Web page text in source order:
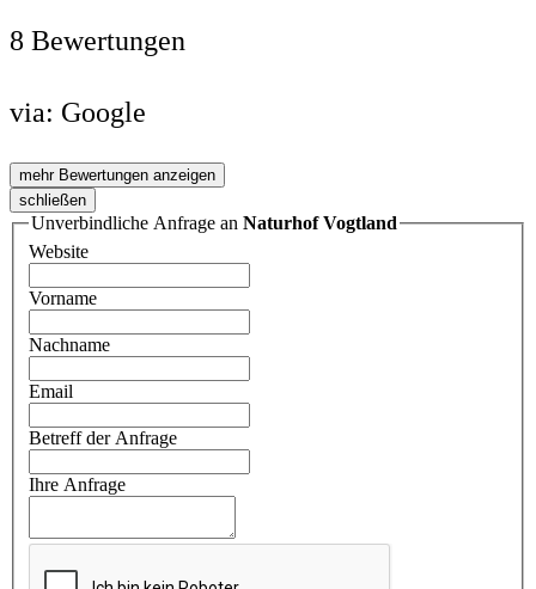
8 Bewertungen
via: Google
mehr Bewertungen anzeigen
schließen
Unverbindliche Anfrage an Naturhof Vogtland
Website
Vorname
Nachname
Email
Betreff der Anfrage
Ihre Anfrage